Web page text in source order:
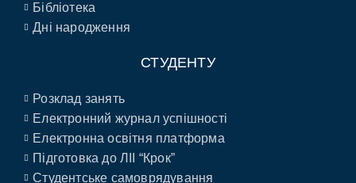
Бібліотека
Дні народження
СТУДЕНТУ
Розклад занять
Електронний журнал успішності
Електронна освітня платформа
Підготовка до ЛІІ “Крок”
Студентське самоврядування